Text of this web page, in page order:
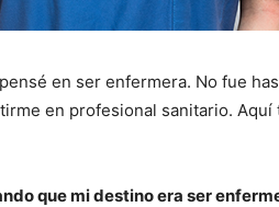
en ser enfermera. No fue
en profesional sanitario.
que mi destino era ser